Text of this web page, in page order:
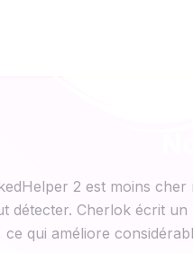
2 est moins cher
détecter. Cherlok écrit
ce qui améliore